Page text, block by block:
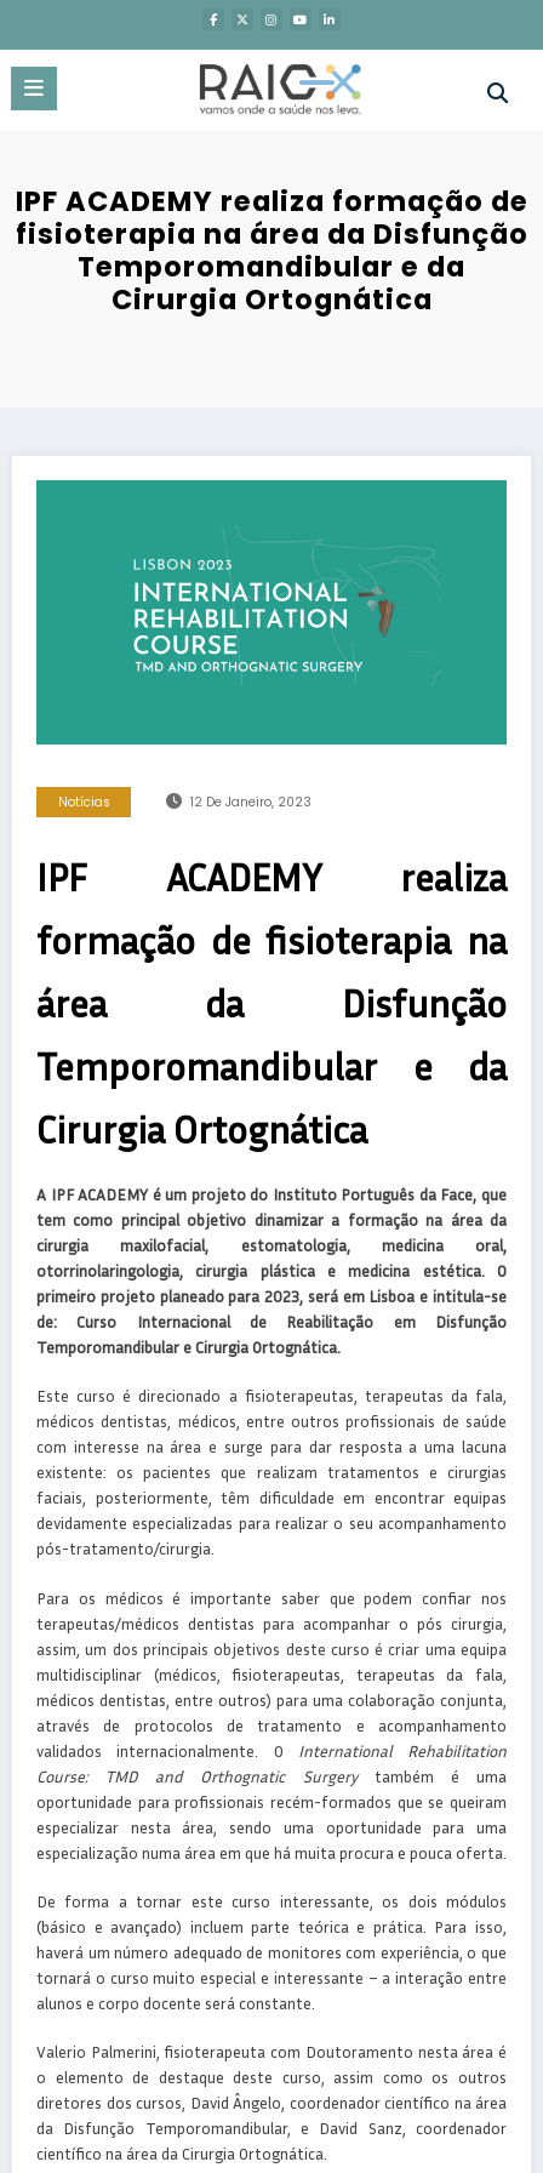
o
conteúdo
IPF ACADEMY realiza formação de
fisioterapia na área da Disfunção
Temporomandibular e da
Cirurgia Ortognática
Notícias 12 De Janeiro, 2023
IPF ACADEMY realiza
formação de fisioterapia na
área da Disfunção
Temporomandibular e da
Cirurgia Ortognática
A IPF ACADEMY é um projeto do Instituto Português da Face, que
tem como principal objetivo dinamizar a formação na área da
cirurgia maxilofacial, estomatologia, medicina oral,
otorrinolaringologia, cirurgia plástica e medicina estética. O
primeiro projeto planeado para 2023, será em Lisboa e intitula-se
de: Curso Internacional de Reabilitação em Disfunção
Temporomandibular e Cirurgia Ortognática.
Este curso é direcionado a fisioterapeutas, terapeutas da fala,
médicos dentistas, médicos, entre outros profissionais de saúde
com interesse na área e surge para dar resposta a uma lacuna
existente: os pacientes que realizam tratamentos e cirurgias
faciais, posteriormente, têm dificuldade em encontrar equipas
devidamente especializadas para realizar o seu acompanhamento
pós-tratamento/cirurgia.
Para os médicos é importante saber que podem confiar nos
terapeutas/médicos dentistas para acompanhar o pós cirurgia,
assim, um dos principais objetivos deste curso é criar uma equipa
multidisciplinar (médicos, fisioterapeutas, terapeutas da fala,
médicos dentistas, entre outros) para uma colaboração conjunta,
através de protocolos de tratamento e acompanhamento
validados internacionalmente. O International Rehabilitation
Course: TMD and Orthognatic Surgery também é uma
oportunidade para profissionais recém-formados que se queiram
especializar nesta área, sendo uma oportunidade para uma
especialização numa área em que há muita procura e pouca oferta.
De forma a tornar este curso interessante, os dois módulos
(básico e avançado) incluem parte teórica e prática. Para isso,
haverá um número adequado de monitores com experiência, o que
tornará o curso muito especial e interessante – a interação entre
alunos e corpo docente será constante.
Valerio Palmerini, fisioterapeuta com Doutoramento nesta área é
o elemento de destaque deste curso, assim como os outros
diretores dos cursos, David Ângelo, coordenador científico na área
da Disfunção Temporomandibular, e David Sanz, coordenador
científico na área da Cirurgia Ortognática.